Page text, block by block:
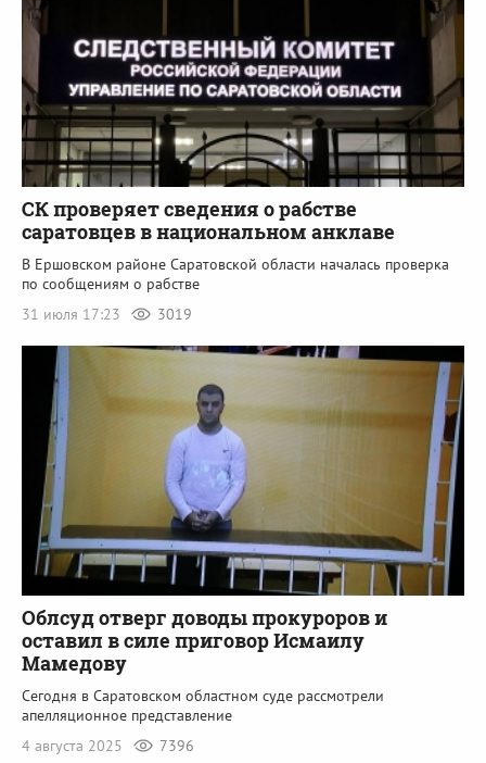
СК проверяет сведения о рабстве
саратовцев в национальном анклаве
В Ершовском районе Саратовской области началась проверка
по сообщениям о рабстве
31 июля 17:23
3019
Облсуд отверг доводы прокуроров и
оставил в силе приговор Исмаилу
Мамедову
Сегодня в Саратовском областном суде рассмотрели
апелляционное представление
4 августа 2025
7396